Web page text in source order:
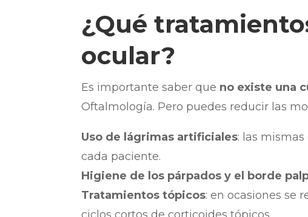
¿Qué
ocular?
Es importante saber que no existe una
Oftalmología. Pero puedes reducir las
Uso de lágrimas artificiales: las
cada paciente.
Higiene de los párpados y el borde
Tratamientos tópicos: en ocasiones se
ciclos cortos de corticoides tópicos.